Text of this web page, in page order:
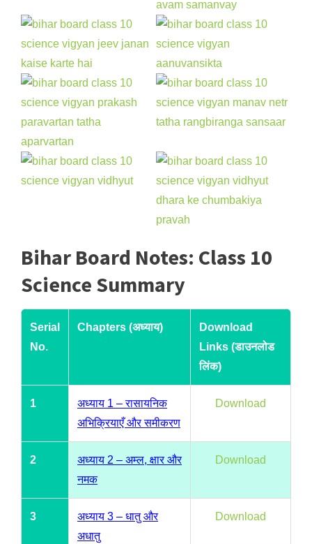
Bihar Board Notes: Class 10
Science Summary
Serial
No.
Chapters (अध्याय)
Download
Links (डाउनलोड
लिंक)
1
अध्याय 1 – रासायनिक
अभिक्रियाएँ और समीकरण
Download
2
अध्याय 2 – अम्ल, क्षार और
नमक
Download
3
अध्याय 3 – धातु और
अधातु
Download